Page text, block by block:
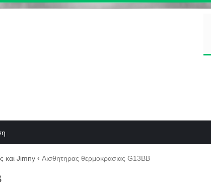
και Jimny ‹ Αισθητηρας θερμοκρασιας G13BB